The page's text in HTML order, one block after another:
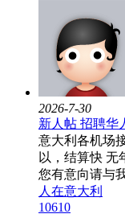
2026-7-30
新人帖 招聘华
意大利各机场
以，结算快 无
您有意向请与
人在意大利
10610